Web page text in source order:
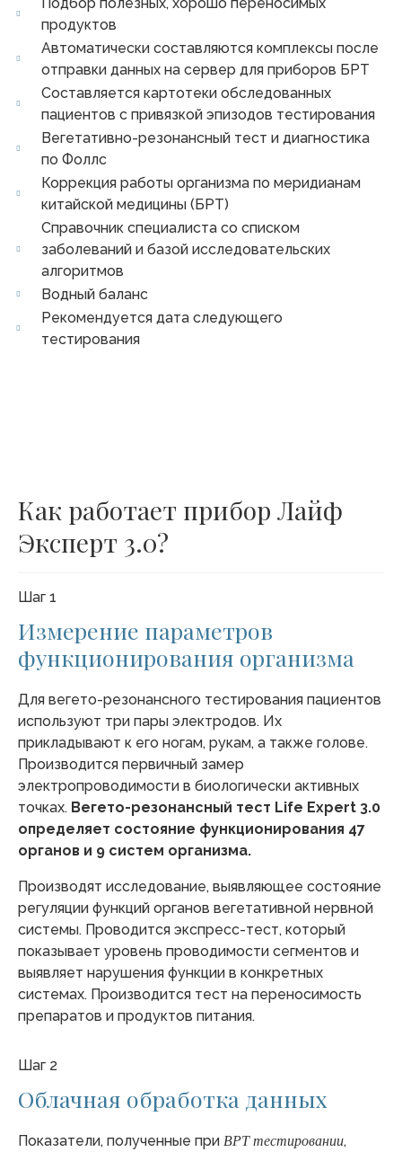
продуктов
Автоматически составляются комплексы после
отправки данных на сервер для приборов БРТ
Составляется картотеки обследованных
пациентов с привязкой эпизодов тестирования
Вегетативно-резонансный тест и диагностика
по Фоллс
Коррекция работы организма по меридианам
китайской медицины (БРТ)
Справочник специалиста со списком
заболеваний и базой исследовательских
алгоритмов
Водный баланс
Рекомендуется дата следующего
тестирования
Как работает прибор Лайф
Эксперт 3.0?
Шаг 1
Измерение параметров
функционирования организма
Для вегето-резонансного тестирования пациентов
используют три пары электродов. Их
прикладывают к его ногам, рукам, а также голове.
Производится первичный замер
электропроводимости в биологически активных
точках. Вегето-резонансный тест Life Expert 3.0
определяет состояние функционирования 47
органов и 9 систем организма.
Производят исследование, выявляющее состояние
регуляции функций органов вегетативной нервной
системы. Проводится экспресс-тест, который
показывает уровень проводимости сегментов и
выявляет нарушения функции в конкретных
системах. Производится тест на переносимость
препаратов и продуктов питания.
Шаг 2
Облачная обработка данных
Показатели, полученные при ВРТ тестировании,